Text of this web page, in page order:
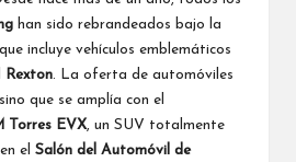
han sido rebrandeados bajo la
que incluye vehículos emblemáticos
Rexton . La oferta de automóviles
que se amplía con el
Torres EVX , un SUV totalmente
el Salón del Automóvil de